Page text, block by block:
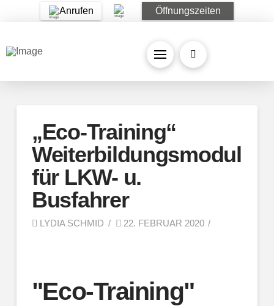
Anrufen Öffnungszeiten
„Eco-Training“
Weiterbildungsmodul
für LKW- u.
Busfahrer
LYDIA SCHMID 22. FEBRUAR 2020
"Eco-Training"